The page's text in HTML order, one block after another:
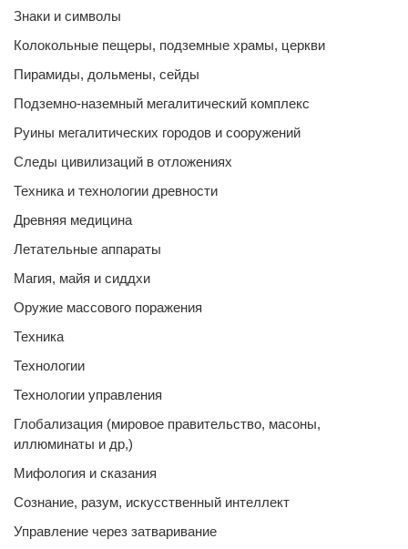
Знаки и символы
Колокольные пещеры, подземные храмы, церкви
Пирамиды, дольмены, сейды
Подземно-наземный мегалитический комплекс
Руины мегалитических городов и сооружений
Следы цивилизаций в отложениях
Техника и технологии древности
Древняя медицина
Летательные аппараты
Магия, майя и сиддхи
Оружие массового поражения
Техника
Технологии
Технологии управления
Глобализация (мировое правительство, масоны,
иллюминаты и др,)
Мифология и сказания
Сознание, разум, искусственный интеллект
Управление через затваривание